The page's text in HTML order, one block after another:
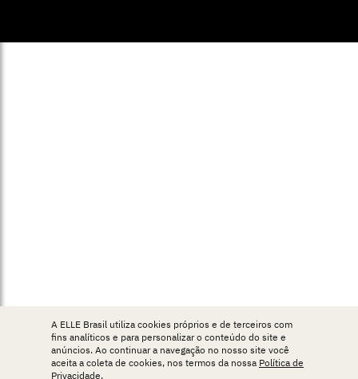
A ELLE Brasil utiliza cookies próprios e de terceiros com
fins analíticos e para personalizar o conteúdo do site e
anúncios. Ao continuar a navegação no nosso site você
aceita a coleta de cookies, nos termos da nossa Política de
Privacidade.